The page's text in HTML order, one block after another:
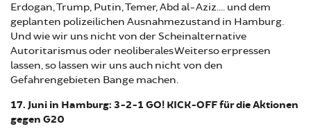
Erdogan, Trump, Putin, Temer, Abd al-Aziz.... und dem
geplanten polizeilichen Ausnahmezustand in Hamburg.
Und wie wir uns nicht von der Scheinalternative
Autoritarismus oder neoliberales Weiterso erpressen
lassen, so lassen wir uns auch nicht von den
Gefahrengebieten Bange machen.
17. Juni in Hamburg: 3-2-1 GO! KICK-OFF für die Aktionen
gegen G20